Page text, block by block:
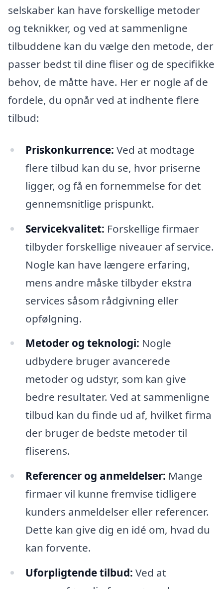
selskaber kan have forskellige metoder
og teknikker, og ved at sammenligne
tilbuddene kan du vælge den metode, der
passer bedst til dine fliser og de specifikke
behov, de måtte have. Her er nogle af de
fordele, du opnår ved at indhente flere
tilbud:
Priskonkurrence: Ved at modtage
flere tilbud kan du se, hvor priserne
ligger, og få en fornemmelse for det
gennemsnitlige prispunkt.
Servicekvalitet: Forskellige firmaer
tilbyder forskellige niveauer af service.
Nogle kan have længere erfaring,
mens andre måske tilbyder ekstra
services såsom rådgivning eller
opfølgning.
Metoder og teknologi: Nogle
udbydere bruger avancerede
metoder og udstyr, som kan give
bedre resultater. Ved at sammenligne
tilbud kan du finde ud af, hvilket firma
der bruger de bedste metoder til
fliserens.
Referencer og anmeldelser: Mange
firmaer vil kunne fremvise tidligere
kunders anmeldelser eller referencer.
Dette kan give dig en idé om, hvad du
kan forvente.
Uforpligtende tilbud: Ved at